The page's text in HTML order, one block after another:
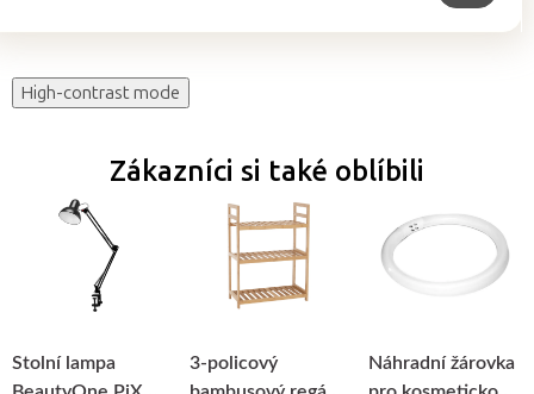
High-contrast mode
Zákazníci si také oblíbili
Stolní lampa
3-policový
Náhradní žárovka